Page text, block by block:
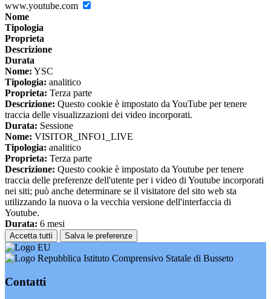
www.youtube.com
Nome
Tipologia
Proprieta
Descrizione
Durata
Nome: YSC
Tipologia: analitico
Proprieta: Terza parte
Descrizione: Questo cookie è impostato da YouTube per tenere
traccia delle visualizzazioni dei video incorporati.
Durata: Sessione
Nome: VISITOR_INFO1_LIVE
Tipologia: analitico
Proprieta: Terza parte
Descrizione: Questo cookie è impostato da Youtube per tenere
traccia delle preferenze dell'utente per i video di Youtube incorporati
nei siti; può anche determinare se il visitatore del sito web sta
utilizzando la nuova o la vecchia versione dell'interfaccia di
Youtube.
Durata: 6 mesi
Accetta tutti Salva le preferenze
Istituto Comprensivo Statale di Busseto
Contatti